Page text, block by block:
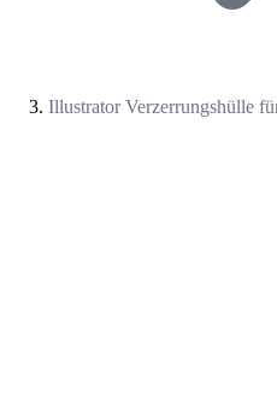
Illustrator Verzerrungshülle